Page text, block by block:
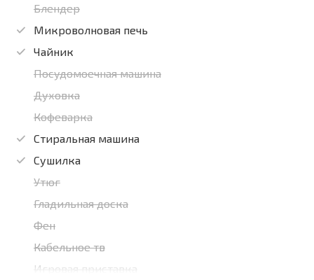
Блендер
Микроволновая печь
Чайник
Посудомоечная машина
Духовка
Кофеварка
Стиральная машина
Сушилка
Утюг
Гладильная доска
Фен
Кабельное тв
Игровая приставка